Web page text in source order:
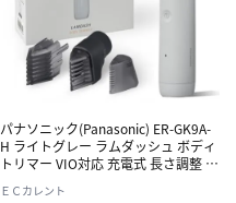
パナソニック(Panasonic) ER-GK9A-
H ライトグレー ラムダッシュ ボディ
トリマー VIO対応 充電式 長さ調整 お
ＥＣカレント